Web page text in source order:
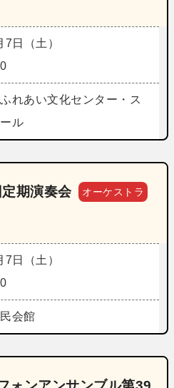
日（土）
れあい文化センター・ス
ル
期演奏会 オーケストラ
日（土）
会館